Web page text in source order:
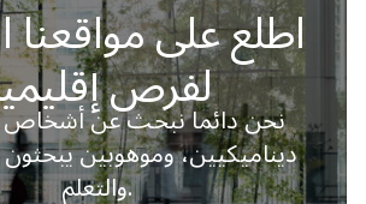
اطلع على مواقعنا
لفرص
نحن دائما نبحث عن أشخاص
ديناميكيين، وموهوبين
والتعلم.